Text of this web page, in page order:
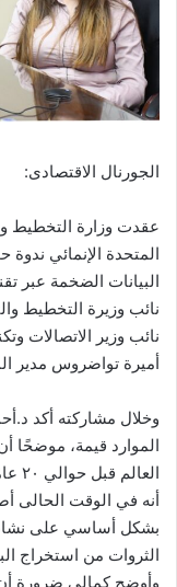
الجورنال الاقتصادى:
عقدت وزارة التخطيط
المتحدة الإنمائي
البيانات الضخمة عبر
نائب وزيرة التخطيط
نائب وزير الاتصالات
أميرة تواضروس مدير
وخلال مشاركته أكد
الموارد قيمة، موضحًا
أنه في الوقت الحالى
بشكل أساسي على نشاط
الثروات من استخراج
وأوضح كمالي ضرورة